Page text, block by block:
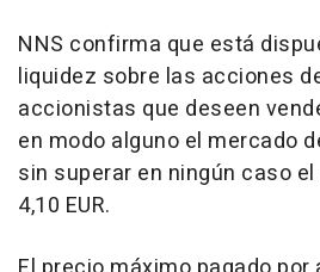
NNS confirma que está
liquidez sobre las acciones
accionistas que deseen
en modo alguno el mercado
sin superar en ningún caso
4,10 EUR.